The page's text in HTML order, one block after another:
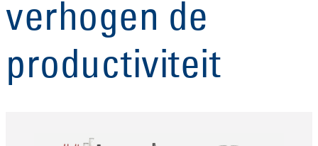
verhogen de
productiviteit